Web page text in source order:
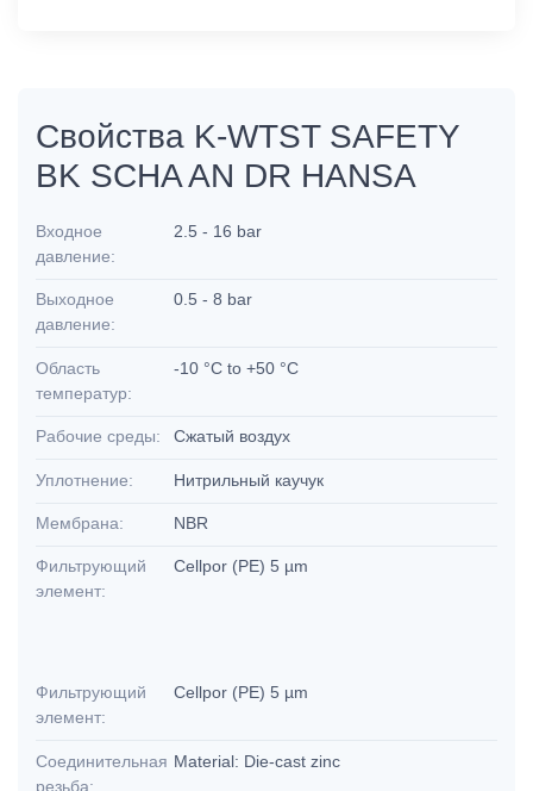
Свойства K-WTST SAFETY
BK SCHA AN DR HANSA
Входное
давление:
2.5 - 16 bar
Выходное
давление:
0.5 - 8 bar
Область
температур:
-10 °C to +50 °C
Рабочие среды: Сжатый воздух
Уплотнение: Нитрильный каучук
Мембрана: NBR
Фильтрующий
элемент:
Cellpor (PE) 5 µm
Фильтрующий
элемент:
Cellpor (PE) 5 µm
Соединительная
резьба:
Material: Die-cast zinc